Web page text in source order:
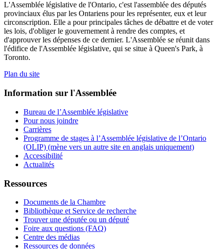
L'Assemblée législative de l'Ontario, c'est l'assemblée des députés
provinciaux élus par les Ontariens pour les représenter, eux et leur
circonscription. Elle a pour principales tâches de débattre et de voter
les lois, d'obliger le gouvernement à rendre des comptes, et
d'approuver les dépenses de ce dernier. L'Assemblée se réunit dans
l'édifice de l'Assemblée législative, qui se situe à Queen's Park, à
Toronto.
Plan du site
Information sur l'Assemblée
Bureau de l’Assemblée législative
Pour nous joindre
Carrières
Programme de stages à l’Assemblée législative de l’Ontario
(OLIP) (mène vers un autre site en anglais uniquement)
Accessibilité
Actualités
Ressources
Documents de la Chambre
Bibliothèque et Service de recherche
Trouver une députée ou un député
Foire aux questions (FAQ)
Centre des médias
Ressources de données